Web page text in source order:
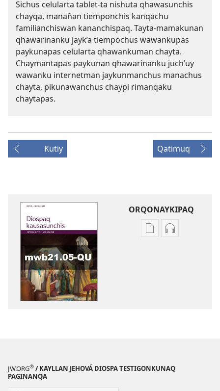
Sichus celularta tablet-ta nishuta qhawasunchis
chayqa, manañan tiemponchis kanqachu
familianchiswan kananchispaq. Tayta-mamakunan
qhawarinanku jayk’a tiempochus wawankupas
paykunapas celularta qhawankuman chayta.
Chaymantapas paykunan qhawarinanku juch’uy
wawanku internetman jaykunmanchus manachus
chayta, pikunawanchus chaypi rimanqaku
chaytapas.
Kutiy Qatimuq
ORQONAYKIPAQ
Kaypi Kaypin
JW.ORG® / KAYLLAN JEHOVÁ DIOSPA TESTIGONKUNAQ
PAGINANQA